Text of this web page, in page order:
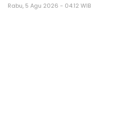
Rabu, 5 Agu 2026 - 04:12 WIB